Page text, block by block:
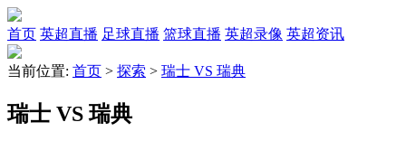
首页 英超直播 足球直播 篮球直播 英超录像 英超资讯
当前位置: 首页 > 探索 > 瑞士 VS 瑞典
瑞士 VS 瑞典